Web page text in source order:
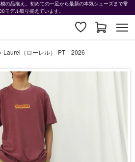
の品揃え。初めての一足から最新の本気シューズまで常
モデル取り揃えています。
Laurel（ローレル）-PT 2026